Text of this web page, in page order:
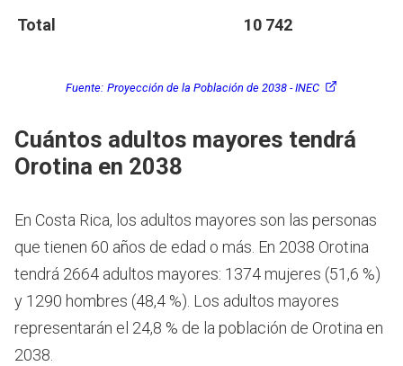
Total 10 742
Fuente: Proyección de la Población de 2038 - INEC
Cuántos adultos mayores tendrá
Orotina en 2038
En Costa Rica, los adultos mayores son las personas
que tienen 60 años de edad o más. En 2038 Orotina
tendrá 2664 adultos mayores: 1374 mujeres (51,6 %)
y 1290 hombres (48,4 %). Los adultos mayores
representarán el 24,8 % de la población de Orotina en
2038.